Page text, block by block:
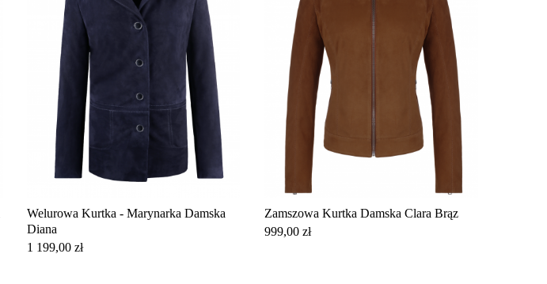
Welurowa Kurtka - Marynarka Damska
Diana
Cena
1 199,00 zł
Zamszowa Kurtka Damska Clara Brąz
Cena
999,00 zł